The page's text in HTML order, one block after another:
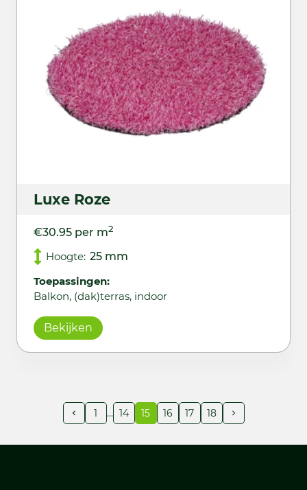
Luxe Roze
€30.95 per m2
Hoogte: 25 mm
Toepassingen:
Balkon, (dak)terras, indoor
Bekijken
1 14 15 16 17 18